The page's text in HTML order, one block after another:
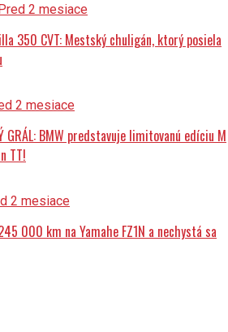
2 mesiace
350 CVT: Mestský chuligán, ktorý posiela
2 mesiace
GRÁL: BMW predstavuje limitovanú edíciu M
TT!
2 mesiace
000 km na Yamahe FZ1N a nechystá sa